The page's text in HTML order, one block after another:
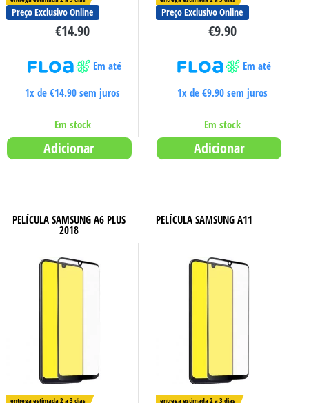
Preço Exclusivo Online
€14.90
Em até
1x de€14.90 sem juros
Em stock
Adicionar
Preço Exclusivo Online
€9.90
Em até
1x de€9.90 sem juros
Em stock
Adicionar
PELÍCULA SAMSUNG A6 PLUS
2018
entrega estimada 2 a 3 dias
PELÍCULA SAMSUNG A11
entrega estimada 2 a 3 dias